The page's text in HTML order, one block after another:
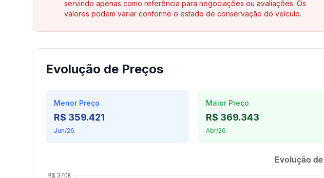
servindo apenas como referência para negociações ou avaliações. Os
valores podem variar conforme o estado de conservação do veículo.
Evolução de Preços
Menor Preço
R$ 359.421
Jun/26
Maior Preço
R$ 369.343
Abr/26